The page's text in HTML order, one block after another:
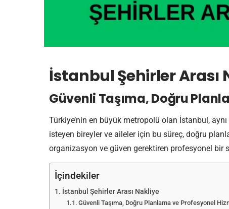
İstanbul Şehirler Arası
Güvenli Taşıma, Doğru
Türkiye’nin en büyük metropolü olan İstanbul,
isteyen bireyler ve aileler için bu süreç, doğru
organizasyon ve güven gerektiren profesyonel bir
İçindekiler
İstanbul Şehirler Arası Nakliye
Güvenli Taşıma, Doğru Planlama ve Profesyonel